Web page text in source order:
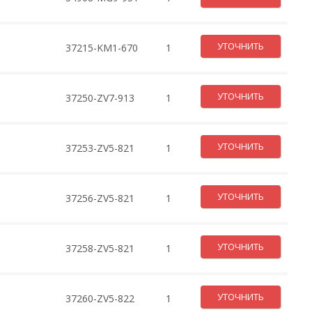
37215-KM1-670 1 УТОЧНИТЬ
37250-ZV7-913 1 УТОЧНИТЬ
37253-ZV5-821 1 УТОЧНИТЬ
37256-ZV5-821 1 УТОЧНИТЬ
37258-ZV5-821 1 УТОЧНИТЬ
37260-ZV5-822 1 УТОЧНИТЬ